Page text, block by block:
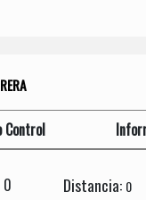
Control
0 Distancia: 0